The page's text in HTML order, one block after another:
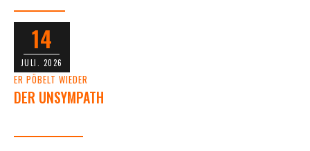
14
JULI. 2026
ER PÖBELT WIEDER
DER UNSYMPATH